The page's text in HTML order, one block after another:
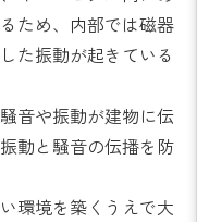
ため、内部では磁器
た振動が起きている
音や振動が建物に伝
動と騒音の伝播を防
環境を築くうえで大